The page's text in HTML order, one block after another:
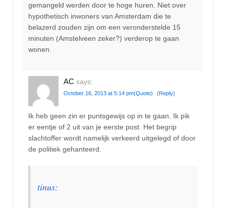
gemangeld werden door te hoge huren. Niet over
hypothetisch inwoners van Amsterdam die te
belazerd zouden zijn om een veronderstelde 15
minuten (Amstelveen zeker?) verderop te gaan
wonen.
AC says:
October 16, 2013 at 5:14 pm(Quote) (Reply)
Ik heb geen zin er puntsgewijs op in te gaan. Ik pik
er eentje of 2 uit van je eerste post. Het begrip
slachtoffer wordt namelijk verkeerd uitgelegd of door
de politiek gehanteerd.
tinus: